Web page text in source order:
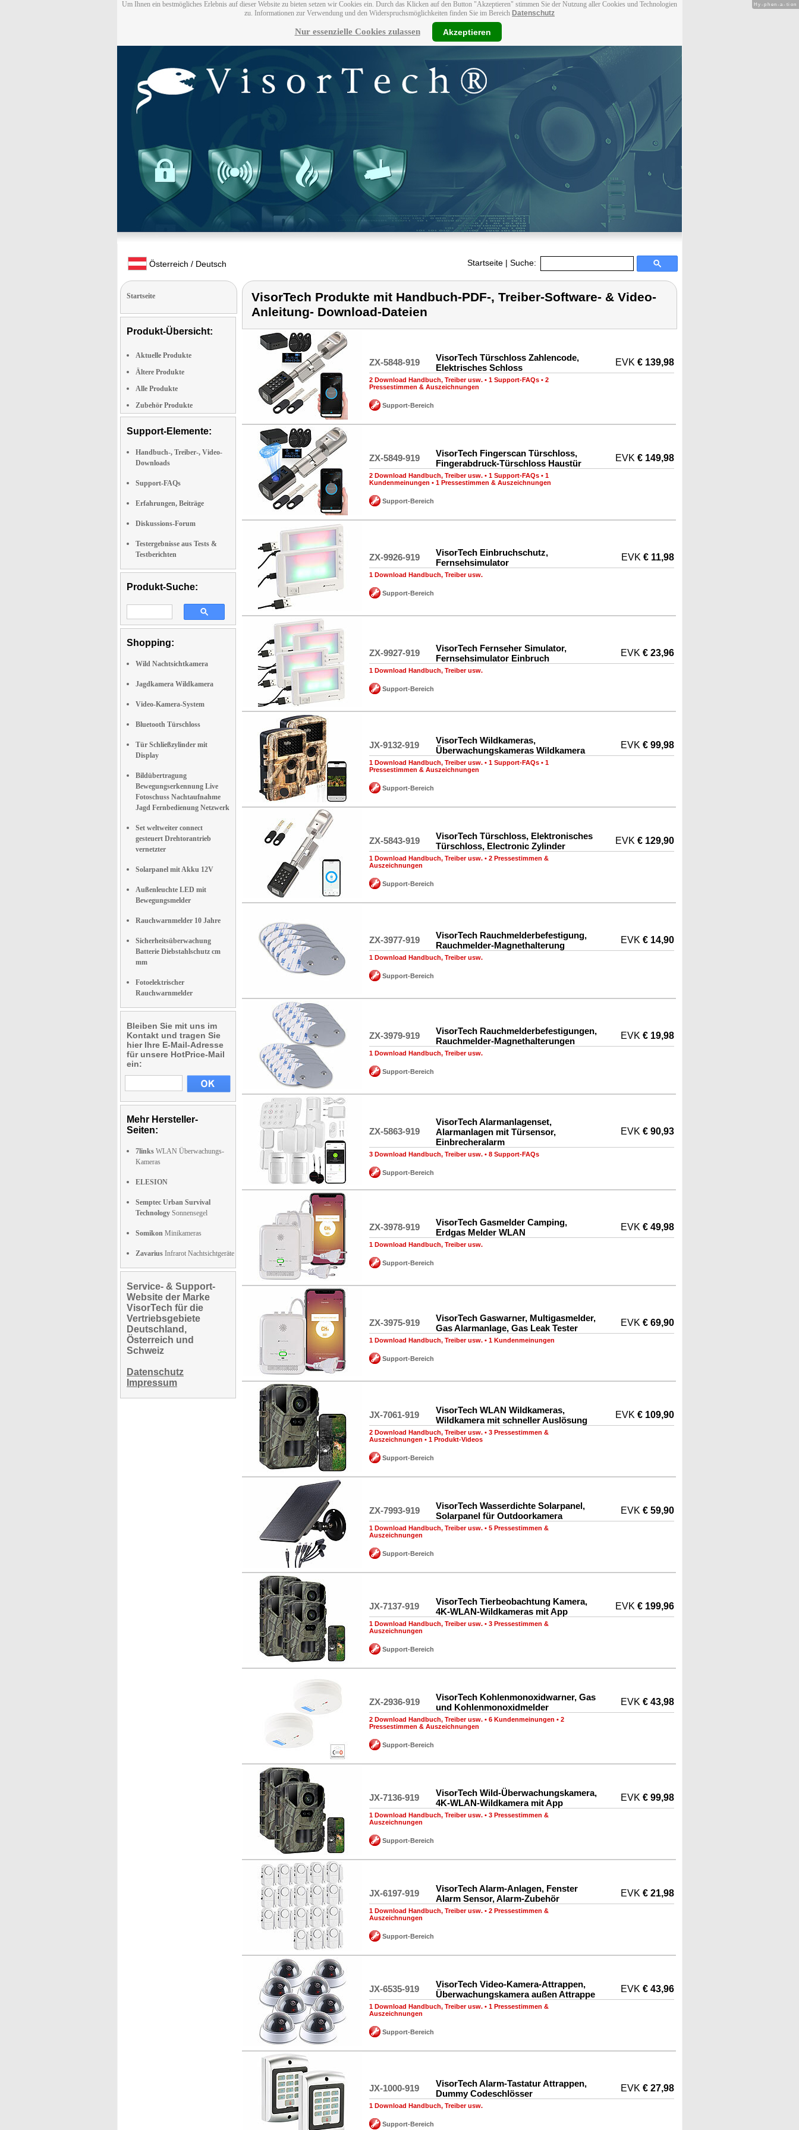
Um Ihnen ein bestmögliches Erlebnis auf dieser Website zu bieten setzen wir Cookies ein. Durch das Klicken auf den Button "Akzeptieren" stimmen Sie der Nutzung aller Cookies und Technologien
zu. Informationen zur Verwendung und den Widerspruchsmöglichkeiten finden Sie im Bereich Datenschutz
Nur essenzielle Cookies zulassen Akzeptieren
Österreich / Deutsch Startseite | Suche:
Startseite
Produkt-Übersicht:
Aktuelle Produkte
Ältere Produkte
Alle Produkte
Zubehör Produkte
Support-Elemente:
Handbuch-, Treiber-, Video-
Downloads
Support-FAQs
Erfahrungen, Beiträge
Diskussions-Forum
Testergebnisse aus Tests &
Testberichten
Produkt-Suche:
Shopping:
Wild Nachtsichtkamera
Jagdkamera Wildkamera
Video-Kamera-System
Bluetooth Türschloss
Tür Schließzylinder mit
Display
Bildübertragung
Bewegungserkennung Live
Fotoschuss Nachtaufnahme
Jagd Fernbedienung Netzwerk
Set weltweiter connect
gesteuert Drehtorantrieb
vernetzter
Solarpanel mit Akku 12V
Außenleuchte LED mit
Bewegungsmelder
Rauchwarnmelder 10 Jahre
Sicherheitsüberwachung
Batterie Diebstahlschutz cm
mm
Fotoelektrischer
Rauchwarnmelder
Bleiben Sie mit uns im
Kontakt und tragen Sie
hier Ihre E-Mail-Adresse
für unsere HotPrice-Mail
ein:
Mehr Hersteller-
Seiten:
7links WLAN Überwachungs-
Kameras
ELESION
Semptec Urban Survival
Technology Sonnensegel
Somikon Minikameras
Zavarius Infrarot Nachtsichtgeräte
Service- & Support-
Website der Marke
VisorTech für die
Vertriebsgebiete
Deutschland,
Österreich und
Schweiz
Datenschutz
Impressum
VisorTech Produkte mit Handbuch-PDF-, Treiber-Software- & Video-
Anleitung- Download-Dateien
ZX-5848-919
VisorTech Türschloss Zahlencode,
Elektrisches Schloss
EVK € 139,98
2 Download Handbuch, Treiber usw. • 1 Support-FAQs • 2
Pressestimmen & Auszeichnungen
Support-Bereich
ZX-5849-919
VisorTech Fingerscan Türschloss,
Fingerabdruck-Türschloss Haustür
EVK € 149,98
2 Download Handbuch, Treiber usw. • 1 Support-FAQs • 1
Kundenmeinungen • 1 Pressestimmen & Auszeichnungen
Support-Bereich
ZX-9926-919
VisorTech Einbruchschutz,
Fernsehsimulator
EVK € 11,98
1 Download Handbuch, Treiber usw.
Support-Bereich
ZX-9927-919
VisorTech Fernseher Simulator,
Fernsehsimulator Einbruch
EVK € 23,96
1 Download Handbuch, Treiber usw.
Support-Bereich
JX-9132-919
VisorTech Wildkameras,
Überwachungskameras Wildkamera
EVK € 99,98
1 Download Handbuch, Treiber usw. • 1 Support-FAQs • 1
Pressestimmen & Auszeichnungen
Support-Bereich
ZX-5843-919
VisorTech Türschloss, Elektronisches
Türschloss, Electronic Zylinder
EVK € 129,90
1 Download Handbuch, Treiber usw. • 2 Pressestimmen &
Auszeichnungen
Support-Bereich
ZX-3977-919
VisorTech Rauchmelderbefestigung,
Rauchmelder-Magnethalterung
EVK € 14,90
1 Download Handbuch, Treiber usw.
Support-Bereich
ZX-3979-919
VisorTech Rauchmelderbefestigungen,
Rauchmelder-Magnethalterungen
EVK € 19,98
1 Download Handbuch, Treiber usw.
Support-Bereich
ZX-5863-919
VisorTech Alarmanlagenset,
Alarmanlagen mit Türsensor,
Einbrecheralarm
EVK € 90,93
3 Download Handbuch, Treiber usw. • 8 Support-FAQs
Support-Bereich
ZX-3978-919
VisorTech Gasmelder Camping,
Erdgas Melder WLAN
EVK € 49,98
1 Download Handbuch, Treiber usw.
Support-Bereich
ZX-3975-919
VisorTech Gaswarner, Multigasmelder,
Gas Alarmanlage, Gas Leak Tester
EVK € 69,90
1 Download Handbuch, Treiber usw. • 1 Kundenmeinungen
Support-Bereich
JX-7061-919
VisorTech WLAN Wildkameras,
Wildkamera mit schneller Auslösung
EVK € 109,90
2 Download Handbuch, Treiber usw. • 3 Pressestimmen &
Auszeichnungen • 1 Produkt-Videos
Support-Bereich
ZX-7993-919
VisorTech Wasserdichte Solarpanel,
Solarpanel für Outdoorkamera
EVK € 59,90
1 Download Handbuch, Treiber usw. • 5 Pressestimmen &
Auszeichnungen
Support-Bereich
JX-7137-919
VisorTech Tierbeobachtung Kamera,
4K-WLAN-Wildkameras mit App
EVK € 199,96
1 Download Handbuch, Treiber usw. • 3 Pressestimmen &
Auszeichnungen
Support-Bereich
ZX-2936-919
VisorTech Kohlenmonoxidwarner, Gas
und Kohlenmonoxidmelder
EVK € 43,98
2 Download Handbuch, Treiber usw. • 6 Kundenmeinungen • 2
Pressestimmen & Auszeichnungen
Support-Bereich
JX-7136-919
VisorTech Wild-Überwachungskamera,
4K-WLAN-Wildkamera mit App
EVK € 99,98
1 Download Handbuch, Treiber usw. • 3 Pressestimmen &
Auszeichnungen
Support-Bereich
JX-6197-919
VisorTech Alarm-Anlagen, Fenster
Alarm Sensor, Alarm-Zubehör
EVK € 21,98
1 Download Handbuch, Treiber usw. • 2 Pressestimmen &
Auszeichnungen
Support-Bereich
JX-6535-919
VisorTech Video-Kamera-Attrappen,
Überwachungskamera außen Attrappe
EVK € 43,96
1 Download Handbuch, Treiber usw. • 1 Pressestimmen &
Auszeichnungen
Support-Bereich
JX-1000-919
VisorTech Alarm-Tastatur Attrappen,
Dummy Codeschlösser
EVK € 27,98
1 Download Handbuch, Treiber usw.
Support-Bereich
Hy-phen-a-tion